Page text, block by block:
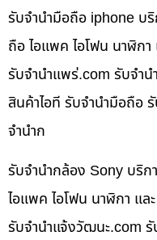
รับจำนำมือถือ iphone บ
ถือ ไอแพค ไอโฟน นาฬิก
รับจํานําแพร่.com รับจำ
สินค้าไอที รับจำนำมือถือ
จำนำก
รับจำนำกล้อง Sony บริก
ไอแพค ไอโฟน นาฬิกา แ
รับจํานําแจ้งวัฒนะ.com